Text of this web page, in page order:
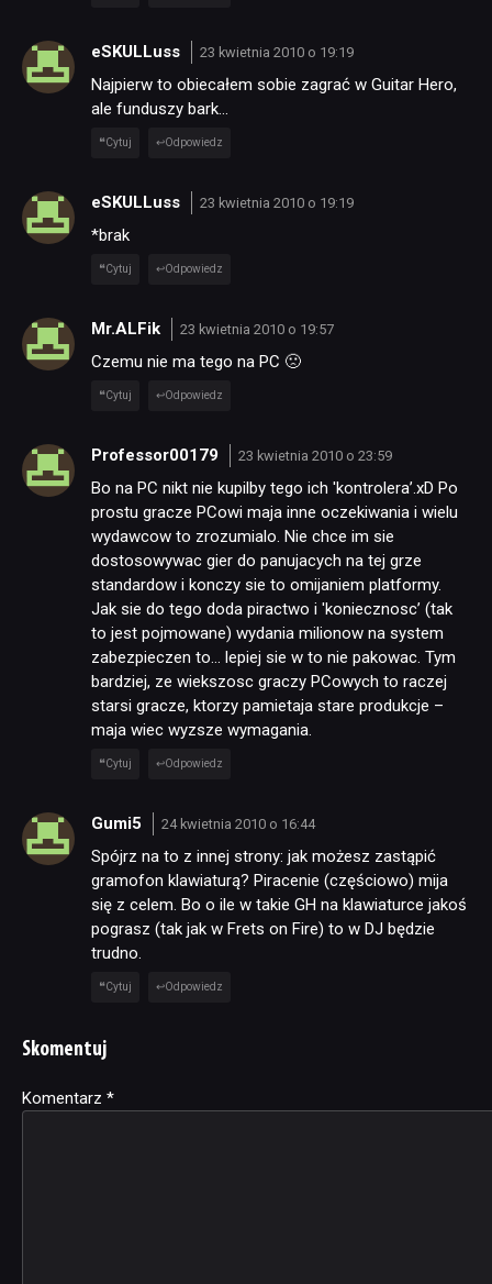
eSKULLuss 23 kwietnia 2010 o 19:19
Najpierw to obiecałem sobie zagrać w Guitar Hero,
ale funduszy bark…
Cytuj Odpowiedz
eSKULLuss 23 kwietnia 2010 o 19:19
*brak
Cytuj Odpowiedz
Mr.ALFik 23 kwietnia 2010 o 19:57
Czemu nie ma tego na PC 🙁
Cytuj Odpowiedz
Professor00179 23 kwietnia 2010 o 23:59
Bo na PC nikt nie kupilby tego ich 'kontrolera’.xD Po
prostu gracze PCowi maja inne oczekiwania i wielu
wydawcow to zrozumialo. Nie chce im sie
dostosowywac gier do panujacych na tej grze
standardow i konczy sie to omijaniem platformy.
Jak sie do tego doda piractwo i 'koniecznosc’ (tak
to jest pojmowane) wydania milionow na system
zabezpieczen to… lepiej sie w to nie pakowac. Tym
bardziej, ze wiekszosc graczy PCowych to raczej
starsi gracze, ktorzy pamietaja stare produkcje –
maja wiec wyzsze wymagania.
Cytuj Odpowiedz
Gumi5 24 kwietnia 2010 o 16:44
Spójrz na to z innej strony: jak możesz zastąpić
gramofon klawiaturą? Piracenie (częściowo) mija
się z celem. Bo o ile w takie GH na klawiaturce jakoś
pograsz (tak jak w Frets on Fire) to w DJ będzie
trudno.
Cytuj Odpowiedz
Skomentuj
Komentarz *
Alternative: